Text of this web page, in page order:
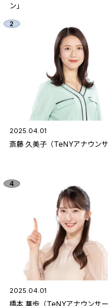
ン」
2025.04.01
斎藤 久美子（TeNYアナウンサ
2025.04.01
橋本 華歩（TeNYアナウンサー